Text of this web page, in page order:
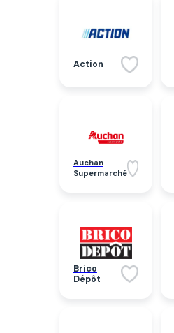
Action
Auchan
Supermarché
Brico
Dépôt